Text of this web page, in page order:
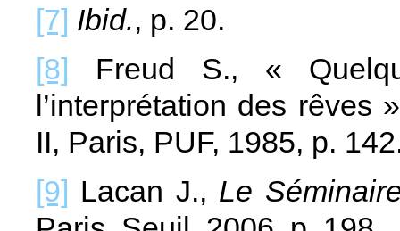
[7] Ibid., p. 20.
[8] Freud S., «
l’interprétation des rêves
II, Paris, PUF, 1985, p.
[9] Lacan J., Le